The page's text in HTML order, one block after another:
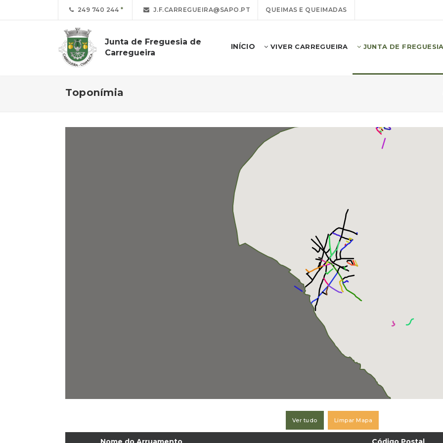
249 740 244 J.F.CARREGUEIRA@SAPO.PT QUEIMAS E QUEIMADAS
Junta de Freguesia de
Carregueira
INÍCIO VIVER CARREGUEIRA JUNTA DE FREGUESIA
Toponímia
Ver tudo Limpar Mapa